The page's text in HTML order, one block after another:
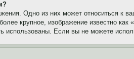
Одно из них может относиться
крупное, изображение известно
использованы. Если вы не можете